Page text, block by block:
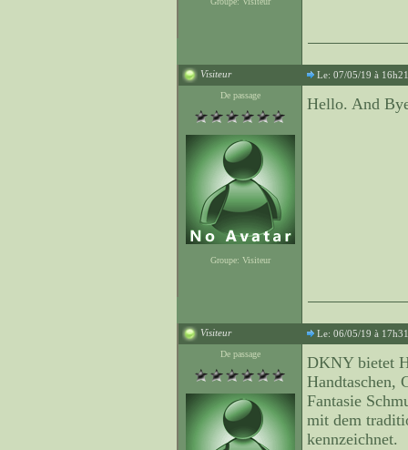
Visiteur Le: 07/05/19 à 16h21
De passage
Groupe: Visiteur
Hello. And
Visiteur Le: 06/05/19 à 17h31
De passage
DKNY bietet
Handtaschen,
Fantasie
mit dem
kennzeichnet.